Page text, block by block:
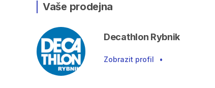
Vaše prodejna
Decathlon Rybnik
Zobrazit profil •